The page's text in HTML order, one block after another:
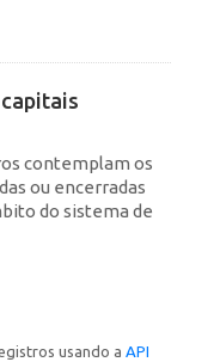
contemplam os
ou encerradas
do sistema de
usando a API